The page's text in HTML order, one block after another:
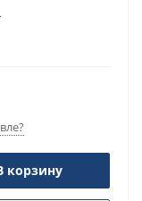
корзину